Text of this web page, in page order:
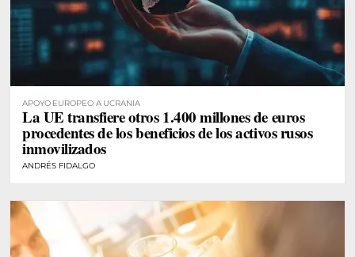
APOYO EUROPEO A UCRANIA
La UE transfiere otros 1.400 millones de euros
procedentes de los beneficios de los activos rusos
inmovilizados
ANDRÉS FIDALGO